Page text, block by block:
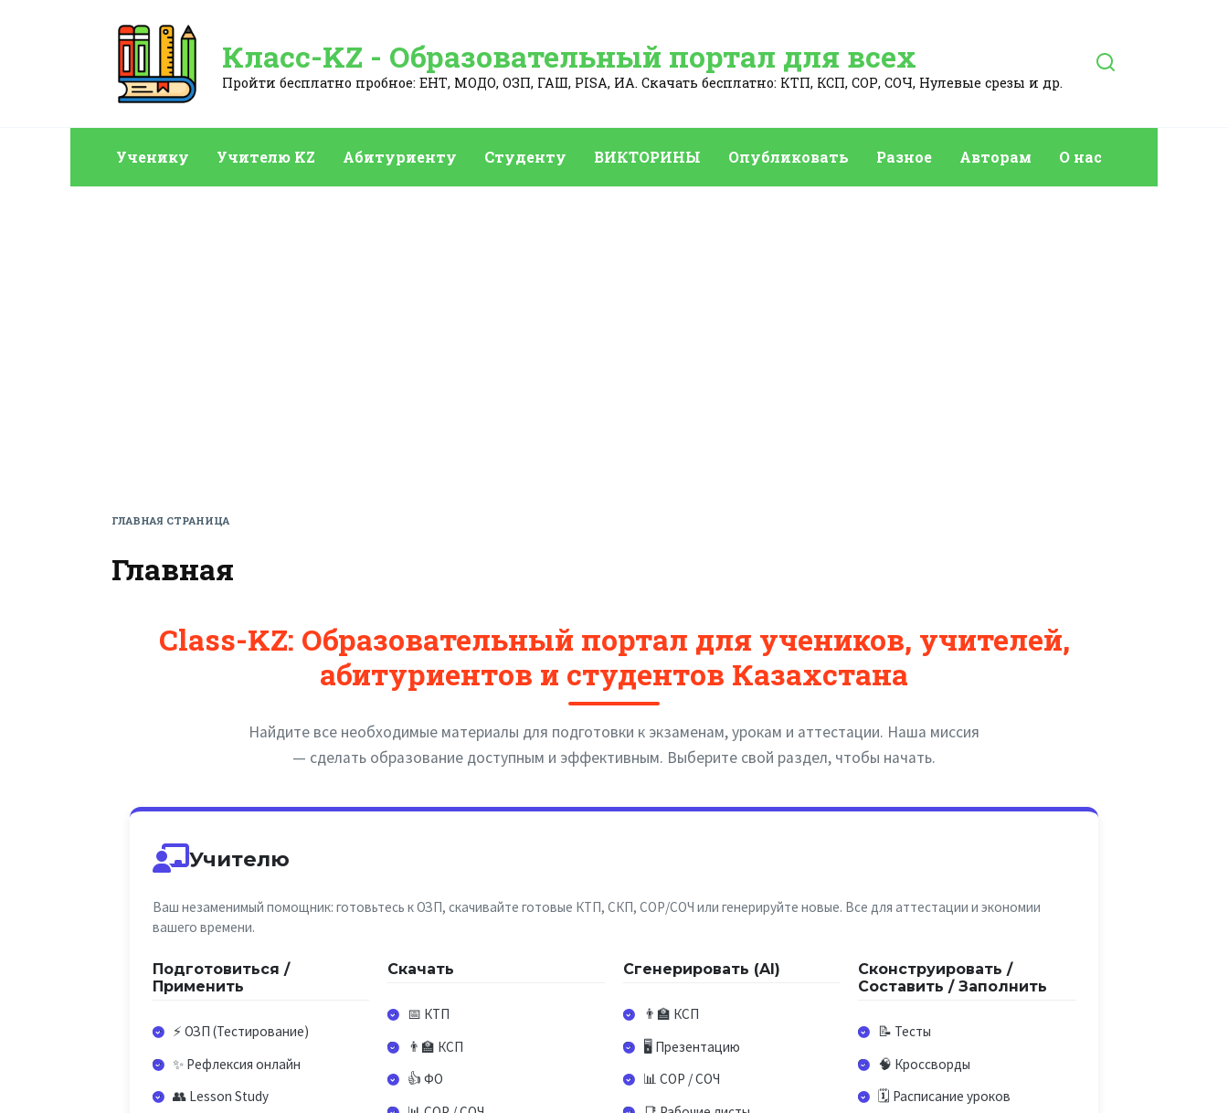
Класс-KZ - Образовательный портал для всех
Пройти бесплатно пробное: ЕНТ, МОДО, ОЗП, ГАШ, PISA, ИА. Скачать бесплатно: КТП, КСП, СОР, СОЧ, Нулевые срезы и др.
Ученику Учителю KZ Абитуриенту Студенту ВИКТОРИНЫ Опубликовать Разное Авторам О нас
ГЛАВНАЯ СТРАНИЦА
Главная
Class-KZ: Образовательный портал для учеников, учителей,
абитуриентов и студентов Казахстана
Найдите все необходимые материалы для подготовки к экзаменам, урокам и аттестации. Наша миссия
— сделать образование доступным и эффективным. Выберите свой раздел, чтобы начать.
Учителю
Ваш незаменимый помощник: готовьтесь к ОЗП, скачивайте готовые КТП, СКП, СОР/СОЧ или генерируйте новые. Все для аттестации и экономии
вашего времени.
Подготовиться /
Применить
⚡ ОЗП (Тестирование)
✨ Рефлексия онлайн
👥 Lesson Study
Скачать
📅 КТП
👨‍🏫 КСП
👍 ФО
Сгенерировать (AI)
👨‍🏫 КСП
🖥️ Презентацию
📊 СОР / СОЧ
Сконструировать /
Составить / Заполнить
📝 Тесты
🧠 Кроссворды
🗓️ Расписание уроков